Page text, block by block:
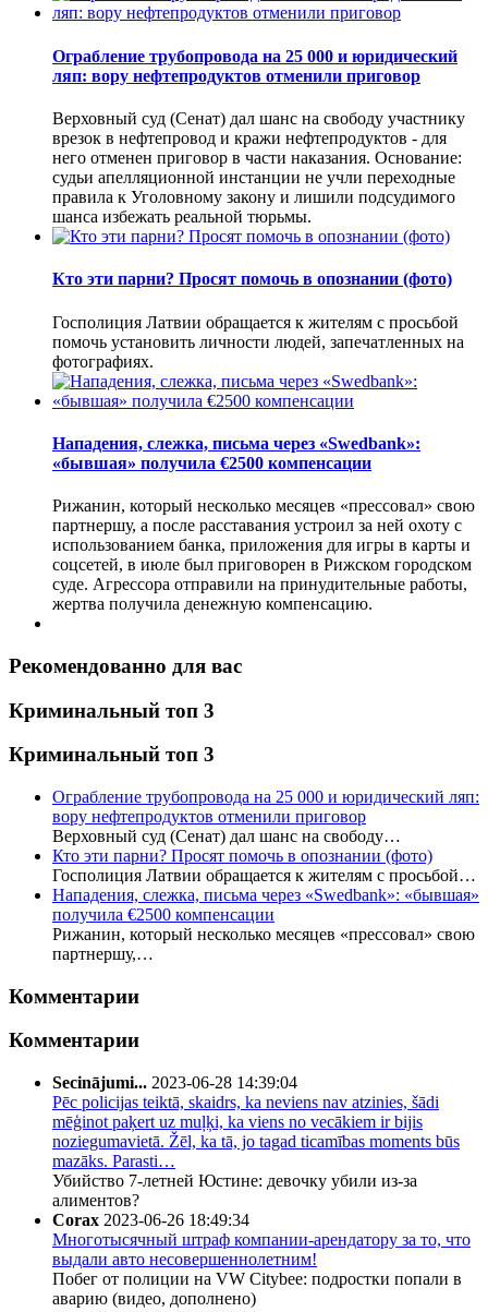
Ограбление трубопровода на 25 000 и юридический
ляп: вору нефтепродуктов отменили приговор
Верховный суд (Сенат) дал шанс на свободу участнику
врезок в нефтепровод и кражи нефтепродуктов - для
него отменен приговор в части наказания. Основание:
судьи апелляционной инстанции не учли переходные
правила к Уголовному закону и лишили подсудимого
шанса избежать реальной тюрьмы.
Кто эти парни? Просят помочь в опознании (фото)
Госполиция Латвии обращается к жителям с просьбой
помочь установить личности людей, запечатленных на
фотографиях.
Нападения, слежка, письма через «Swedbank»:
«бывшая» получила €2500 компенсации
Рижанин, который несколько месяцев «прессовал» свою
партнершу, а после расставания устроил за ней охоту с
использованием банка, приложения для игры в карты и
соцсетей, в июле был приговорен в Рижском городском
суде. Агрессора отправили на принудительные работы,
жертва получила денежную компенсацию.
Рекомендованно для вас
Криминальный топ 3
Криминальный топ 3
Ограбление трубопровода на 25 000 и юридический ляп:
вору нефтепродуктов отменили приговор
Верховный суд (Сенат) дал шанс на свободу…
Кто эти парни? Просят помочь в опознании (фото)
Госполиция Латвии обращается к жителям с просьбой…
Нападения, слежка, письма через «Swedbank»: «бывшая»
получила €2500 компенсации
Рижанин, который несколько месяцев «прессовал» свою
партнершу,…
Комментарии
Комментарии
Secinājumi... 2023-06-28 14:39:04
Pēc policijas teiktā, skaidrs, ka neviens nav atzinies, šādi
mēģinot paķert uz muļķi, ka viens no vecākiem ir bijis
noziegumavietā. Žēl, ka tā, jo tagad ticamības moments būs
mazāks. Parasti…
Убийство 7-летней Юстине: девочку убили из-за
алиментов?
Corax 2023-06-26 18:49:34
Многотысячный штраф компании-арендатору за то, что
выдали авто несовершеннолетним!
Побег от полиции на VW Citybee: подростки попали в
аварию (видео, дополнено)